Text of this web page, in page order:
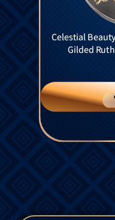
Celestial
Gilded